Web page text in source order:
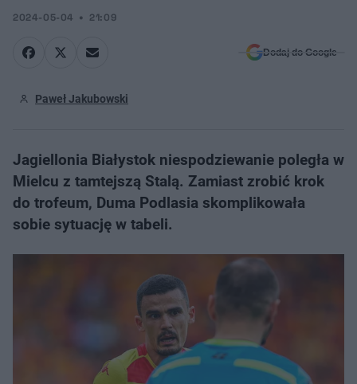
2024-05-04 21:09
Dodaj do Google
Paweł Jakubowski
Jagiellonia Białystok niespodziewanie poległa w
Mielcu z tamtejszą Stalą. Zamiast zrobić krok
do trofeum, Duma Podlasia skomplikowała
sobie sytuację w tabeli.